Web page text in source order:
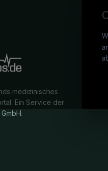
medizinisches
Ein Service der